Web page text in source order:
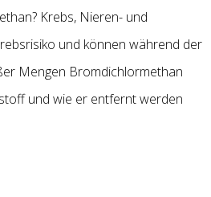
Krebs, Nieren- und
und können während der
Mengen Bromdichlormethan
und wie er entfernt werden